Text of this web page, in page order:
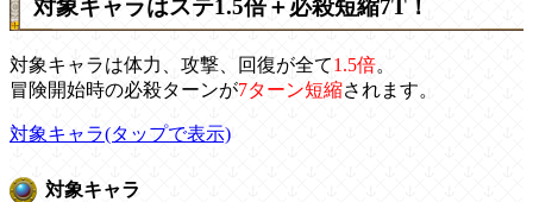
対象キャラはステ1.5倍＋必殺短縮7T！
対象キャラは体力、攻撃、回復が全て1.5倍。
冒険開始時の必殺ターンが7ターン短縮されます。
対象キャラ(タップで表示)
対象キャラ